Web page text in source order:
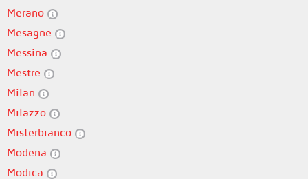
Merano
Mesagne
Messina
Mestre
Milan
Milazzo
Misterbianco
Modena
Modica